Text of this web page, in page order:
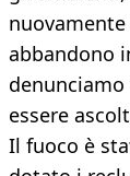
abbandono
essere
Il fuoco è